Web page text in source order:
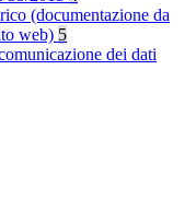
(documentazione da
web) 5
dei dati